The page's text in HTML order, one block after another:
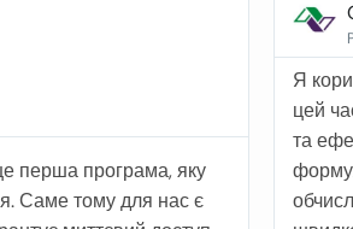
перша програма, яку
Саме тому для нас є
at Vitagro Nutrition
WinMix уже 3 місяці. За
себе як зручний
для розрахунків
зрозумілий,
оптимізації дозволяє